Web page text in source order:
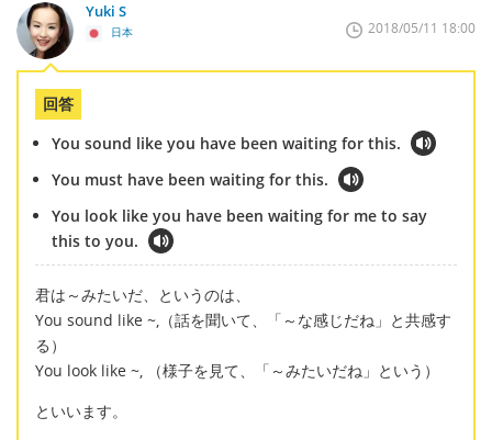
Yuki S
日本 2018/05/11 18:00
回答
You sound like you have been waiting for this.
You must have been waiting for this.
You look like you have been waiting for me to say
this to you.
君は～みたいだ、というのは、
You sound like ~,（話を聞いて、「～な感じだね」と共感す
る）
You look like ~, （様子を見て、「～みたいだね」という）
といいます。